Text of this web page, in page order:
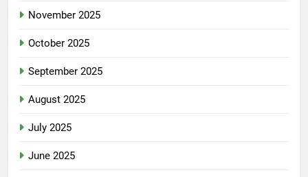
November 2025
October 2025
September 2025
August 2025
July 2025
June 2025